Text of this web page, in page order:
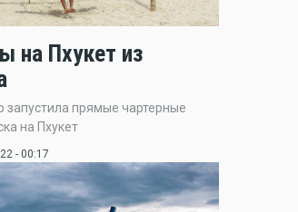
на Пхукет из
запустила прямые чартерные
на Пхукет
- 00:17